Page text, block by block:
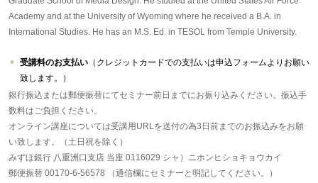
Academy and at the University of Wyoming where he received a B.A. in
International Studies. He has an M.S. Ed. in TESOL from Temple University.
受講料のお支払い （クレジットカードでの支払いは申込フォームよりお願い
致します。）
銀行振込または郵便振替にてセミナー前日までにお振り込みください。振込手
数料はご負担ください。
オンライン講座については受講用URLを送付の為3日前までのお振込みをお願
い致します。（土日祝を除く）
みずほ銀行 八重洲口支店 当座 0116029 シャ）ニホンヒショキョウカイ
郵便振替 00170-6-56578 （通信欄にセミナーと明記してください。）